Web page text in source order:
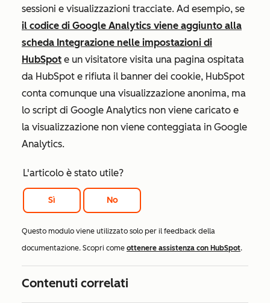
sessioni e visualizzazioni tracciate. Ad esempio, se
il codice di Google Analytics viene aggiunto alla
scheda Integrazione nelle impostazioni di
HubSpot e un visitatore visita una pagina ospitata
da HubSpot e rifiuta il banner dei cookie, HubSpot
conta comunque una visualizzazione anonima, ma
lo script di Google Analytics non viene caricato e
la visualizzazione non viene conteggiata in Google
Analytics.
L'articolo è stato utile?
Sì No
Questo modulo viene utilizzato solo per il feedback della
documentazione. Scopri come ottenere assistenza con HubSpot.
Contenuti correlati